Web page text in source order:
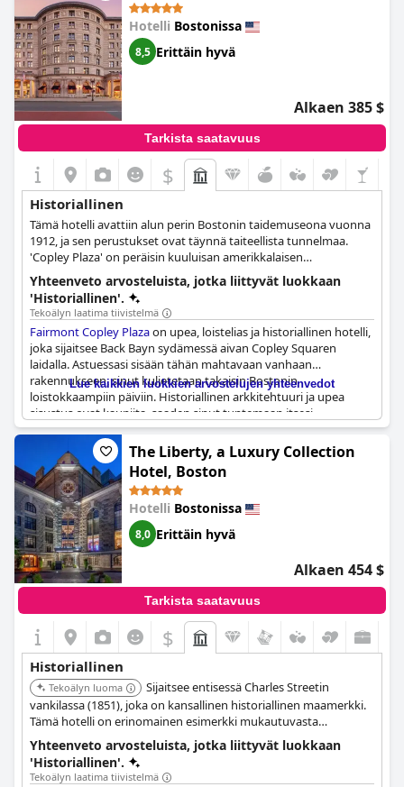
Hotelli Bostonissa
8,5 Erittäin hyvä
Alkaen 385 $
Tarkista saatavuus
$
Historiallinen
Tämä hotelli avattiin alun perin Bostonin taidemuseona vuonna
1912, ja sen perustukset ovat täynnä taiteellista tunnelmaa.
'Copley Plaza' on peräisin kuuluisan amerikkalaisen
taidemaalarin John Singleton Copleyn mukaan 1700-luvulta.
Yhteenveto arvosteluista, jotka liittyvät luokkaan
'Historiallinen'.
Tekoälyn laatima tiivistelmä
Fairmont Copley Plazaon upea, loistelias ja historiallinen hotelli,
joka sijaitsee Back Bayn sydämessä aivan Copley Squaren
laidalla. Astuessasi sisään tähän mahtavaan vanhaan
rakennukseen, sinut kuljetetaan takaisin Bostonin
loistokkaampiin päiviin. Historiallinen arkkitehtuuri ja upea
sisustus ovat kauniita, saaden sinut tuntemaan itsesi
kuninkaalliseksi vierailusi aikana. Hotelli on yli 100 vuotta vanha
ja on säilyttänyt klassisen viehätyksensä, joka muistuttaa
vanhan maailman Bostonia. Kulmasviitti oli täydellinen niille,
jotka arvostavat historiallisia taloja ja rakennuksia. Ensimmäinen
kerros on todella ikoninen paikka, jota vieraat rakastavat sen
historian ja loiston vuoksi. Vaikka joitain kunnostuksia on tehty,
jotkut vieraat muistelevat lämmöllä vanhaa Oak Roomia. Kaiken
kaikkiaanFairmont Copley Plaza on kaunis ja historiallinen
rakennus, jota kaikki kiinteistön historiaa arvostavat.
Lue kaikkien luokkien arvostelujen yhteenvedot
The Liberty, a Luxury Collection
Hotel, Boston
Hotelli Bostonissa
8,0 Erittäin hyvä
Alkaen 454 $
Tarkista saatavuus
$
Historiallinen
Tekoälyn luoma
Sijaitsee entisessä Charles Streetin
vankilassa (1851), joka on kansallinen historiallinen maamerkki.
Tämä hotelli on erinomainen esimerkki mukautuvasta
uudelleenkäytöstä, säilyttäen merkittävän arkkitehtuurin, kuten
keskuskupolin ja alkuperäiset vankisellit, samalla tarjoten
ylellistä majoitusta.
Yhteenveto arvosteluista, jotka liittyvät luokkaan
'Historiallinen'.
Tekoälyn laatima tiivistelmä